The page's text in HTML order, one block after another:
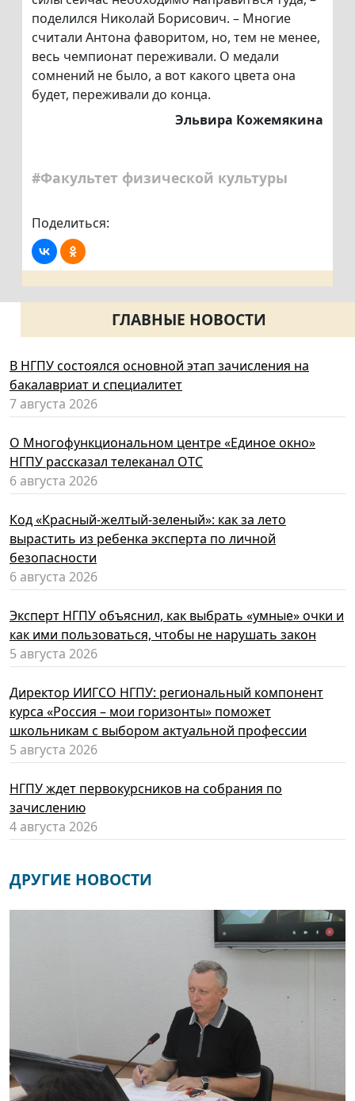
поделился Николай Борисович. – Многие
считали Антона фаворитом, но, тем не менее,
весь чемпионат переживали. О медали
сомнений не было, а вот какого цвета она
будет, переживали до конца.
Эльвира Кожемякина
#Факультет физической культуры
Поделиться:
ГЛАВНЫЕ НОВОСТИ
В НГПУ состоялся основной этап зачисления на
бакалавриат и специалитет
7 августа 2026
О Многофункциональном центре «Единое окно»
НГПУ рассказал телеканал ОТС
6 августа 2026
Код «Красный-желтый-зеленый»: как за лето
вырастить из ребенка эксперта по личной
безопасности
6 августа 2026
Эксперт НГПУ объяснил, как выбрать «умные» очки и
как ими пользоваться, чтобы не нарушать закон
5 августа 2026
Директор ИИГСО НГПУ: региональный компонент
курса «Россия – мои горизонты» поможет
школьникам с выбором актуальной профессии
5 августа 2026
НГПУ ждет первокурсников на собрания по
зачислению
4 августа 2026
ДРУГИЕ НОВОСТИ